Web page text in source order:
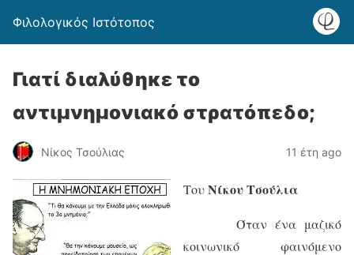
Φιλολογικός Ιστότοπος
Γιατί διαλύθηκε το
αντιμνημονιακό στρατόπεδο;
Νίκος Τσούλιας 11 έτη ago
ΤουΝίκου Τσούλια
Όταν ένα μαζικό
κοινωνικό φαινόμενο